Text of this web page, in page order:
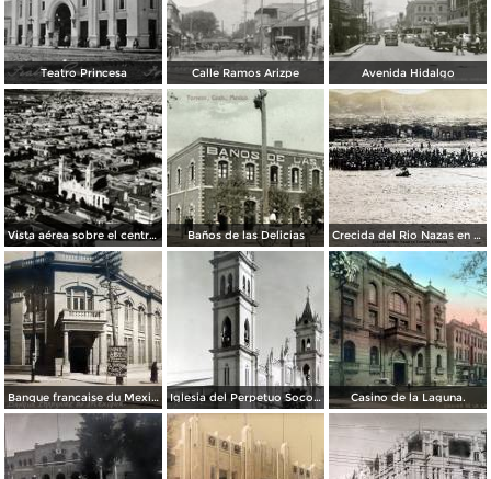
Teatro Princesa Calle Ramos Arizpe Avenida Hidalgo
Vista aérea sobre el centro de Torreón Baños de las Delicias Crecida del Rio Nazas en Torreón, Coahuila ( Circulada el 4 de Octubre de 1910 ).
Banque francaise du Mexique. Iglesia del Perpetuo Socorro. Casino de la Laguna.